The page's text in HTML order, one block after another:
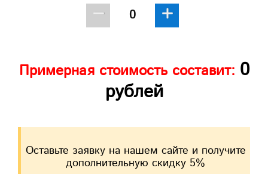
− +
Примерная стоимость составит: 0
рублей
Оставьте заявку на нашем сайте и получите
дополнительную скидку 5%